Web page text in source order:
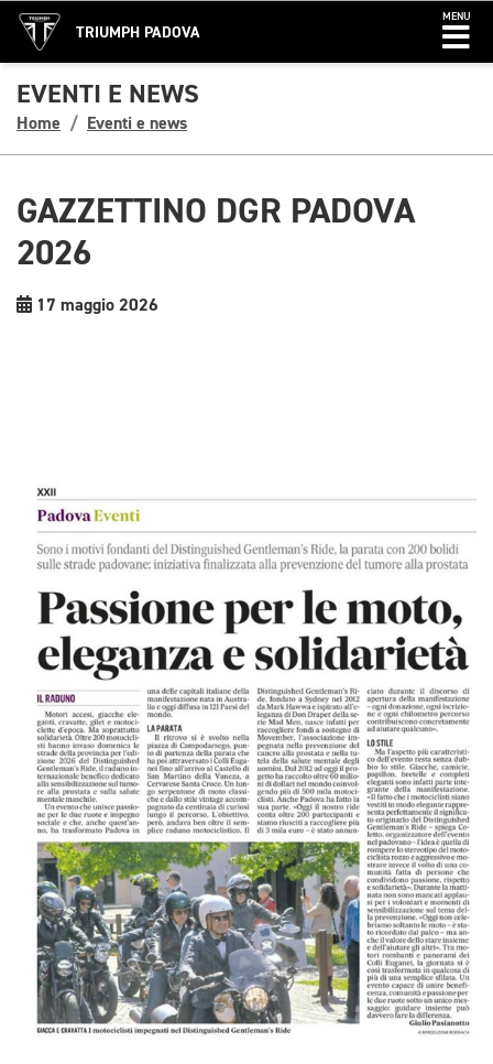
TRIUMPH PADOVA
MENU
EVENTI E NEWS
Home Eventi e news
GAZZETTINO DGR PADOVA
2026
17 maggio 2026